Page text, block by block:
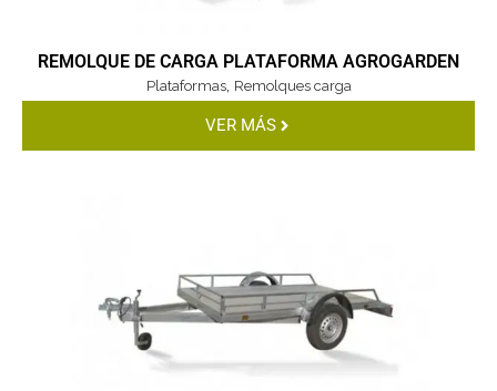
REMOLQUE DE CARGA PLATAFORMA AGROGARDEN
Plataformas, Remolques carga
VER MÁS